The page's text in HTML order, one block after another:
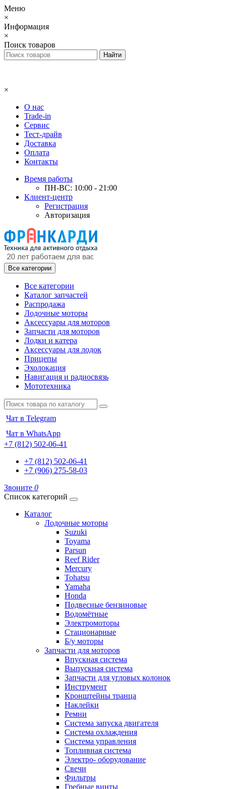
Меню
×
Информация
×
Поиск товаров
×
О нас
Trade-in
Сервис
Тест-драйв
Доставка
Оплата
Контакты
Время работы
ПН-ВС: 10:00 - 21:00
Клиент-центр
Регистрация
Авторизация
Все категории
Все категории
Каталог запчастей
Распродажа
Лодочные моторы
Аксессуары для моторов
Запчасти для моторов
Лодки и катера
Аксессуары для лодок
Прицепы
Эхолокация
Навигация и радиосвязь
Мототехника
Чат в Telegram
Чат в WhatsApp
+7 (812) 502-06-41
+7 (812) 502-06-41
+7 (906) 275-58-03
Звоните 0
Список категорий
Каталог
Лодочные моторы
Suzuki
Toyama
Parsun
Reef Rider
Mercury
Tohatsu
Yamaha
Honda
Подвесные бензиновые
Водомётные
Электромоторы
Стационарные
Б/у моторы
Запчасти для моторов
Впускная система
Выпускная система
Запчасти для угловых колонок
Инструмент
Кронштейны транца
Наклейки
Ремни
Система запуска двигателя
Система охлаждения
Система управления
Топливная система
Электро- оборудование
Свечи
Фильтры
Гребные винты